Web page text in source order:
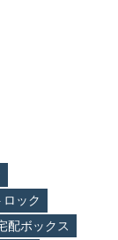
ロック
配ボックス